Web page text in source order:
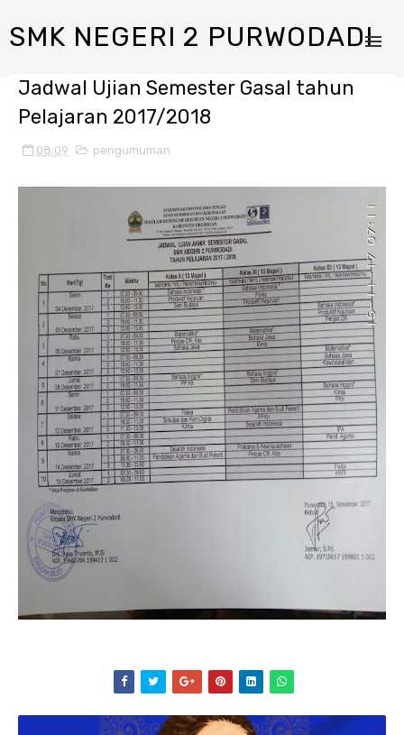
SMK NEGERI 2 PURWODADI
Jadwal Ujian Semester Gasal tahun
Pelajaran 2017/2018
08:09 pengumuman